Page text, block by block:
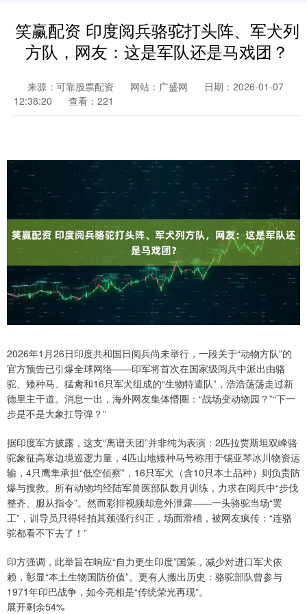
笑赢配资 印度阅兵骆驼打头阵、军犬列
方队，网友：这是军队还是马戏团？
来源：可靠股票配资 网站：广盛网
日期：2026-01-07
12:38:20
查看：221
2026年1月26日印度共和国日阅兵尚未举行，一段关于“动物方队”的
官方预告已引爆全球网络——印军将首次在国家级阅兵中派出由骆
驼、矮种马、猛禽和16只军犬组成的“生物特遣队”，浩浩荡荡走过新
德里主干道。消息一出，海外网友集体懵圈：“战场变动物园？”“下一
步是不是大象扛导弹？”
据印度军方披露，这支“离谱天团”并非纯为表演：2匹拉贾斯坦双峰骆
驼象征高寒边境巡逻力量，4匹山地矮种马号称用于锡亚琴冰川物资运
输，4只鹰隼承担“低空侦察”，16只军犬（含10只本土品种）则负责防
爆与搜救。所有动物均经陆军兽医部队数月训练，力求在阅兵中“步伐
整齐、服从指令”。然而彩排视频却意外泄露——一头骆驼当场“罢
工”，训导员只得轻拍其颈强行纠正，场面滑稽，被网友疯传：“连骆
驼都看不下去了！”
印方强调，此举旨在响应“自力更生印度”国策，减少对进口军犬依
赖，彰显“本土生物国防价值”。更有人搬出历史：骆驼部队曾参与
1971年印巴战争，如今亮相是“传统荣光再现”。
展开剩余54%